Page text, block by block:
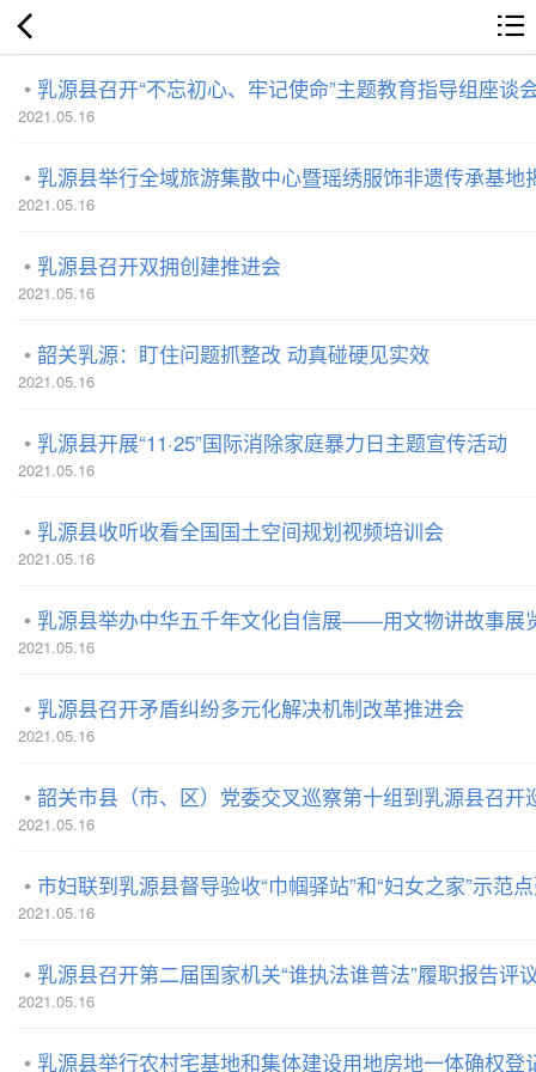
乳源县召开“不忘初心、牢记使命”主题教育指导组座谈
2021.05.16
乳源县举行全域旅游集散中心暨瑶绣服饰非遗传承基地
2021.05.16
乳源县召开双拥创建推进会
2021.05.16
韶关乳源：盯住问题抓整改 动真碰硬见实效
2021.05.16
乳源县开展“11·25”国际消除家庭暴力日主题宣传活动
2021.05.16
乳源县收听收看全国国土空间规划视频培训会
2021.05.16
乳源县举办中华五千年文化自信展——用文物讲故事展
2021.05.16
乳源县召开矛盾纠纷多元化解决机制改革推进会
2021.05.16
韶关市县（市、区）党委交叉巡察第十组到乳源县召开
2021.05.16
市妇联到乳源县督导验收“巾帼驿站”和“妇女之家”示范
2021.05.16
乳源县召开第二届国家机关“谁执法谁普法”履职报告评
2021.05.16
乳源县举行农村宅基地和集体建设用地房地一体确权登